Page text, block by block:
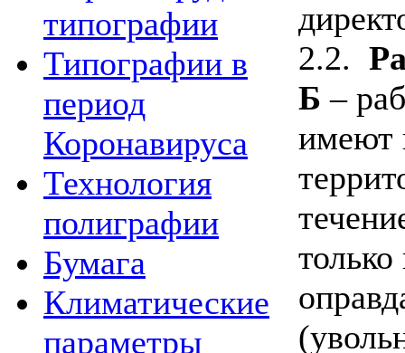
типографии
Типографии в
период
Коронавируса
Технология
полиграфии
Бумага
Климатические
параметры
2.2.
Б –
имеют